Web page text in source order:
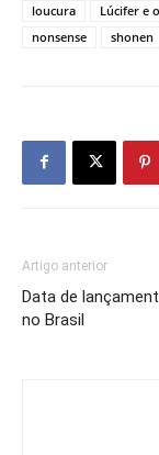
loucura
Lúcifer e
nonsense
shonen
Artigo anterior
Data de
no Brasil